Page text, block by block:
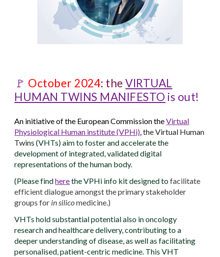
🚩 October 2024: theVIRTUAL
HUMAN TWINS MANIFESTO is out!
An initiative of the European Commission theVirtual
Physiological Human institute(VPHi),the Virtual Human
Twins(VHTs) aim to foster and accelerate the
development of integrated, validated digital
representations of the human body.
(Please findherethe VPHi info kit designed tofacilitate
efficient dialogue amongst the primary stakeholder
groups for in silicomedicine.)
VHTs hold substantial potential also inoncology
research and healthcare delivery, contributing to a
deeper understanding of disease, as well as facilitating
personalised, patient-centric medicine. ThisVHT